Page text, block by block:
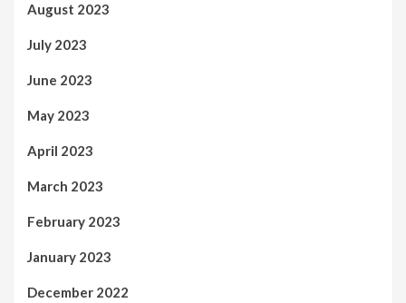
August 2023
July 2023
June 2023
May 2023
April 2023
March 2023
February 2023
January 2023
December 2022